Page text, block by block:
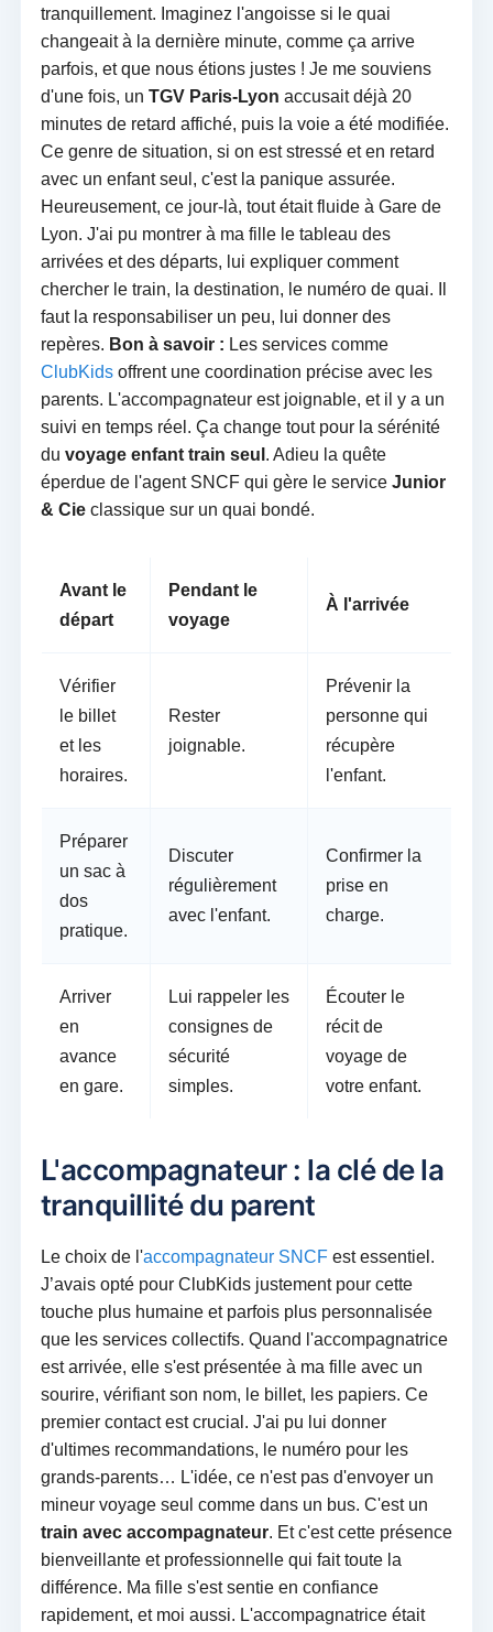
tranquillement. Imaginez l'angoisse si le quai
changeait à la dernière minute, comme ça arrive
parfois, et que nous étions justes ! Je me souviens
d'une fois, un TGV Paris-Lyon accusait déjà 20
minutes de retard affiché, puis la voie a été modifiée.
Ce genre de situation, si on est stressé et en retard
avec un enfant seul, c'est la panique assurée.
Heureusement, ce jour-là, tout était fluide à Gare de
Lyon. J'ai pu montrer à ma fille le tableau des
arrivées et des départs, lui expliquer comment
chercher le train, la destination, le numéro de quai. Il
faut la responsabiliser un peu, lui donner des
repères. Bon à savoir : Les services comme
ClubKidsoffrent une coordination précise avec les
parents. L'accompagnateur est joignable, et il y a un
suivi en temps réel. Ça change tout pour la sérénité
du voyage enfant train seul . Adieu la quête
éperdue de l'agent SNCF qui gère le service Junior
& Cieclassique sur un quai bondé.
Avant le
départ
Pendant le
voyage
À l'arrivée
Vérifier
le billet
et les
horaires.
Rester
joignable.
Prévenir la
personne qui
récupère
l'enfant.
Préparer
un sac à
dos
pratique.
Discuter
régulièrement
avec l'enfant.
Confirmer la
prise en
charge.
Arriver
en
avance
en gare.
Lui rappeler les
consignes de
sécurité
simples.
Écouter le
récit de
voyage de
votre enfant.
L'accompagnateur : la clé de la
tranquillité du parent
Le choix de l'accompagnateur SNCFest essentiel.
J’avais opté pour ClubKids justement pour cette
touche plus humaine et parfois plus personnalisée
que les services collectifs. Quand l'accompagnatrice
est arrivée, elle s'est présentée à ma fille avec un
sourire, vérifiant son nom, le billet, les papiers. Ce
premier contact est crucial. J'ai pu lui donner
d'ultimes recommandations, le numéro pour les
grands-parents… L'idée, ce n'est pas d'envoyer un
mineur voyage seul comme dans un bus. C'est un
train avec accompagnateur. Et c'est cette présence
bienveillante et professionnelle qui fait toute la
différence. Ma fille s'est sentie en confiance
rapidement, et moi aussi. L'accompagnatrice était